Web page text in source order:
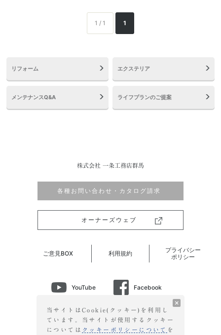
1 / 1 1
リフォーム エクステリア
メンテナンスQ&A ライフプランのご提案
株式会社 一条工務店群馬
各種お問い合わせ・カタログ請求
オーナーズウェブ
ご意見BOX 利用規約
プライバシー
ポリシー
YouTube Facebook
Instagram LINE
当サイトはCookie(クッキー)を利用し
ています。当サイトが使用する クッキー
については クッキーポリシーについて を